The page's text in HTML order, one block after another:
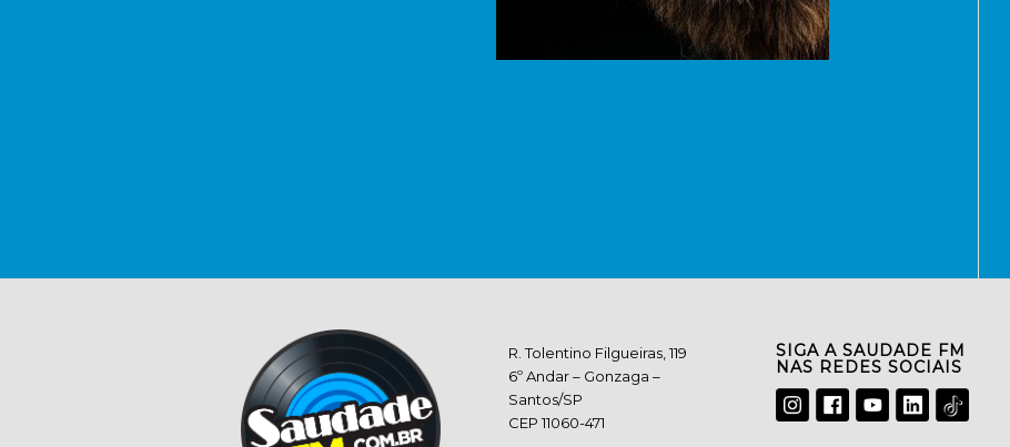
R. Tolentino Filgueiras, 119
6º Andar – Gonzaga –
Santos/SP
CEP 11060-471
SIGA A SAUDADE FM
NAS REDES SOCIAIS